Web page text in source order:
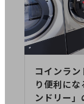
災害対策
職場環境整備
地域共創・地方創生
セキュリティ対策
顧客体験（CX）改善
コインラ
り便利に
ンドリー」